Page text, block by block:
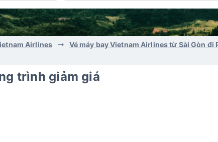
Airlines Vé máy bay Vietnam Airlines từ Sài Gòn đi
trình giảm giá